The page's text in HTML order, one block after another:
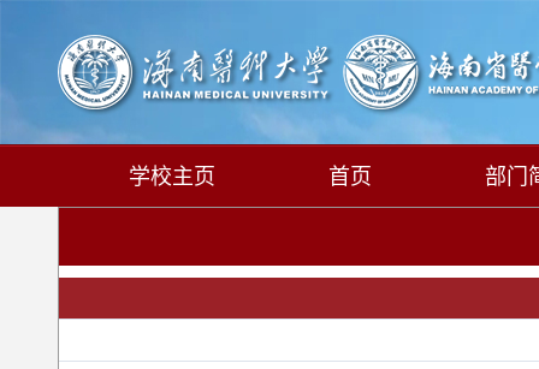
学校主页 首页 部门